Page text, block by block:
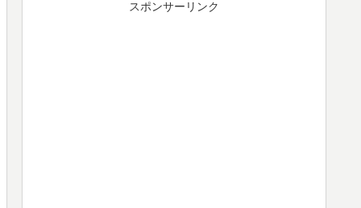
スポンサーリンク